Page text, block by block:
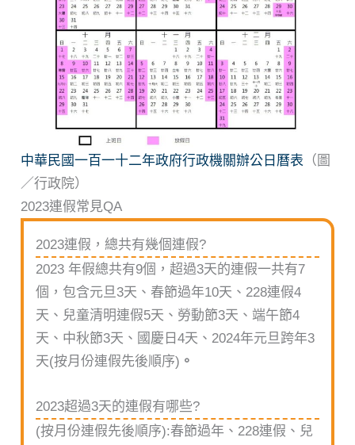
中華民國一百一十二年政府行政機關辦公日曆表 （圖
／行政院）
2023連假常見QA
2023連假，總共有幾個連假?
2023 年假總共有9個，超過3天的連假一共有7
個，包含元旦3天、春節過年10天、228連假4
天、兒童清明連假5天、勞動節3天、端午節4
天、中秋節3天、國慶日4天、2024年元旦跨年3
天(按月份連假先後順序) 。
2023超過3天的連假有哪些?
(按月份連假先後順序):春節過年、228連假、兒